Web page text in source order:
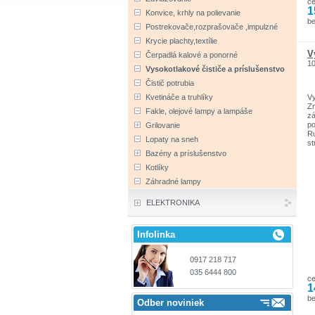
Konvice, krhly na polievanie
Postrekovače,rozprašovače ,impulzné
Krycie plachty,textílie
Čerpadlá kalové a ponorné
Vysokotlakové čističe a príslušenstvo
Čistič potrubia
Kvetináče a truhlíky
Fakle, olejové lampy a lampáše
Grilovanie
Lopaty na sneh
Bazény a príslušenstvo
Kotlíky
Záhradné lampy
ELEKTRONIKA
Infolinka
0917 218 717
035 6444 800
Odber noviniek